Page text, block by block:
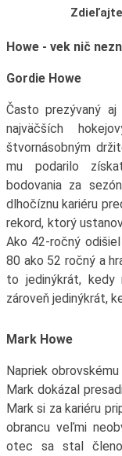
Howe - vek nič
Gordie Howe
Často prezývaný
najväčších
štvornásobným
mu podarilo
bodovania za
dlhočíznu kariéru
rekord, ktorý
Ako 42-ročný
80 ako 52 ročný a
to jedinýkrát,
zároveň jedinýkrát,
Mark Howe
Napriek
Mark dokázal
Mark si za kariéru
obrancu veľmi
otec sa stal